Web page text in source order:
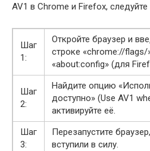
AV1 в Chrome и Firefox,
Шаг
1:
Откройте браузер и
строке «chrome://
«about:config» (для
Шаг
2:
Найдите опцию
доступно» (Use AV1
активируйте её.
Шаг
3:
Перезапустите
вступили в силу.